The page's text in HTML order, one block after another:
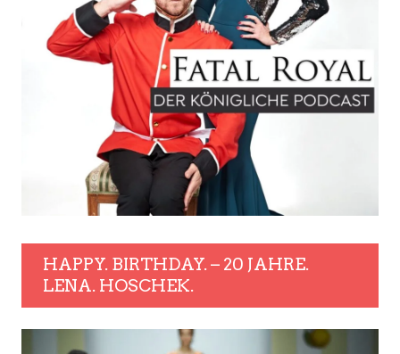
HAPPY. BIRTHDAY. – 20 JAHRE.
LENA. HOSCHEK.